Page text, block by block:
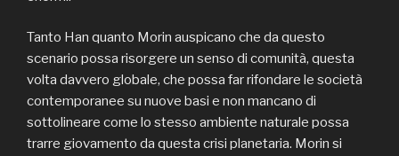
Tanto Han quanto Morin auspicano che da questo
scenario possa risorgere un senso di comunità, questa
volta davvero globale, che possa far rifondare le società
contemporanee su nuove basi e non mancano di
sottolineare come lo stesso ambiente naturale possa
trarre giovamento da questa crisi planetaria. Morin si